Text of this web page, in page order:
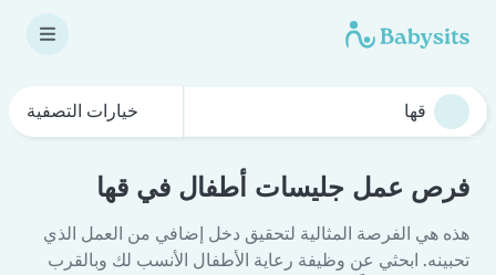
خيارات التصفية
فرص عمل جليسات أطفال في قها
هذه هي الفرصة المثالية لتحقيق دخل إضافي من العمل الذي
تحبينه. ابحثي عن وظيفة رعاية الأطفال الأنسب لك وبالقرب